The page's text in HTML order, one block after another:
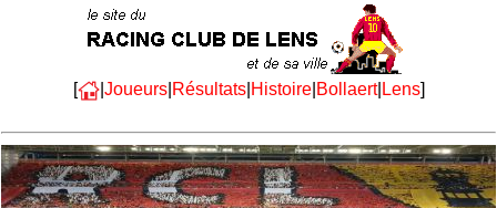
[ | Joueurs| Résultats| Histoire| Bollaert| Lens]